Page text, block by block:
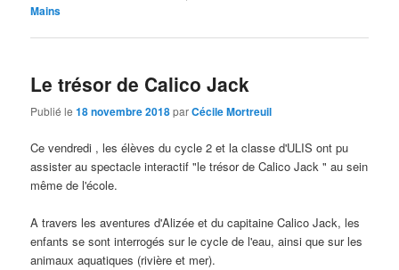
Mains
Le trésor de Calico Jack
Publié le18 novembre 2018parCécile Mortreuil
Ce vendredi , les élèves du cycle 2 et la classe d'ULIS ont pu
assister au spectacle interactif "le trésor de Calico Jack " au sein
même de l'école.
A travers les aventures d'Alizée et du capitaine Calico Jack, les
enfants se sont interrogés sur le cycle de l'eau, ainsi que sur les
animaux aquatiques (rivière et mer).